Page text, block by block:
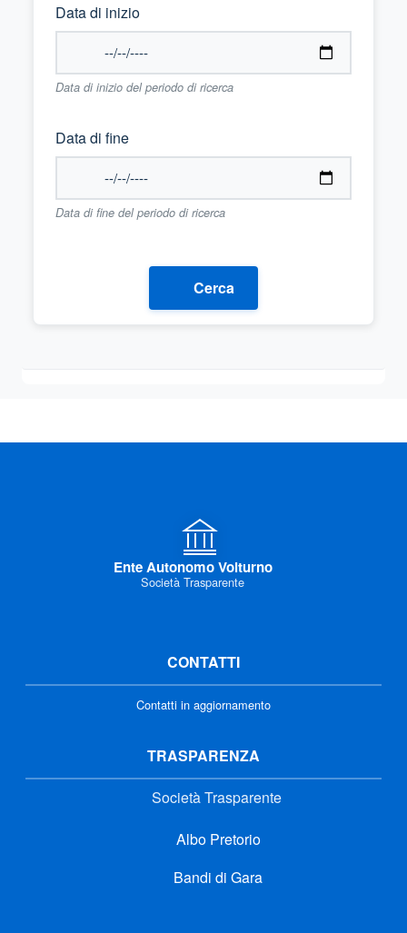
Data di inizio
Data di inizio del periodo di ricerca
Data di fine
Data di fine del periodo di ricerca
Cerca
Ente Autonomo Volturno
Società Trasparente
CONTATTI
Contatti in aggiornamento
TRASPARENZA
Società Trasparente
Albo Pretorio
Bandi di Gara